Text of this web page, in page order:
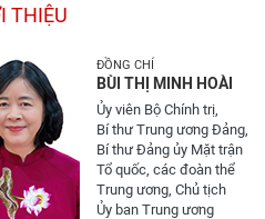
THIỆU
ĐỒNG CHÍ
BÙI THỊ MINH HOÀI
Ủy viên Bộ Chính trị,
Bí thư Trung ương Đảng,
Bí thư Đảng ủy Mặt trận
Tổ quốc, các đoàn thể
Trung ương, Chủ tịch
Ủy ban Trung ương